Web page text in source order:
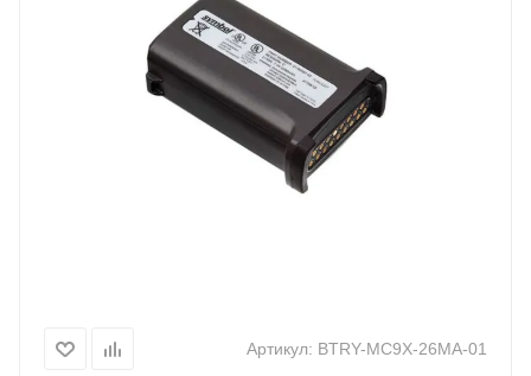
Артикул: BTRY-MC9X-26MA-01